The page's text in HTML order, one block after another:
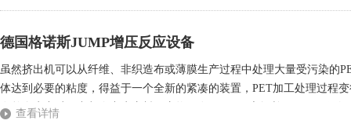
德国格诺斯JUMP增压反应设备
虽然挤出机可以从纤维、非织造布或薄膜生产过程中处理大量受污染的
体达到必要的粘度，得益于一个全新的紧凑的装置，PET加工处理过程
在整个生产过程中都会产生废料。废物量在1%至2%之间并不罕见。例
查看详情